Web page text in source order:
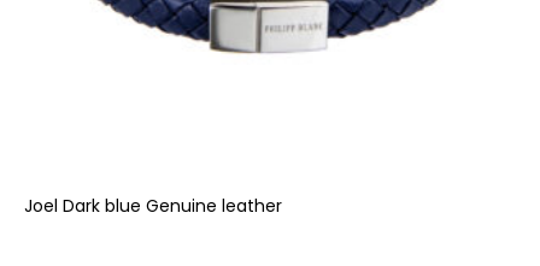
Joel Dark blue Genuine leather